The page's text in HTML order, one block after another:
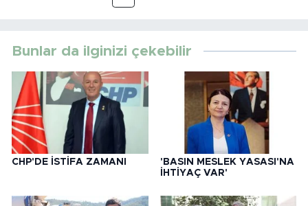
Bunlar da ilginizi çekebilir
CHP'DE İSTİFA ZAMANI
'BASIN MESLEK YASASI'NA
İHTİYAÇ VAR'